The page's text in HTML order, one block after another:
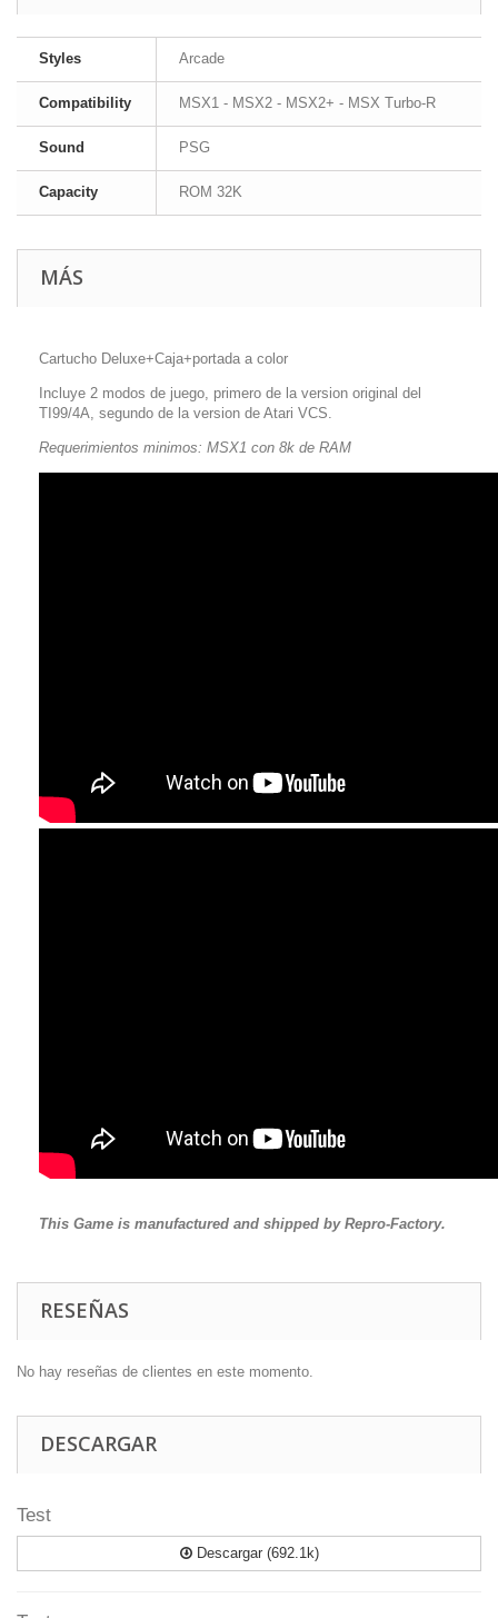
Styles Arcade
Compatibility MSX1 - MSX2 - MSX2+ - MSX Turbo-R
Sound PSG
Capacity ROM 32K
MÁS
Cartucho Deluxe+Caja+portada a color
Incluye 2 modos de juego, primero de la version original del
TI99/4A, segundo de la version de Atari VCS.
Requerimientos minimos: MSX1 con 8k de RAM
This Game is manufactured and shipped by Repro-Factory.
RESEÑAS
No hay reseñas de clientes en este momento.
DESCARGAR
Test
Descargar (692.1k)